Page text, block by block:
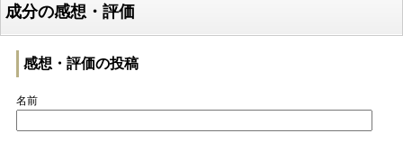
成分の感想・評価
感想・評価の投稿
名前